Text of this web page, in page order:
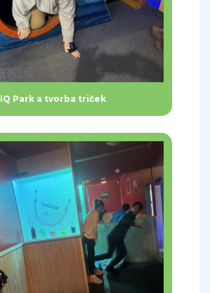
IQ Park a tvorba triček